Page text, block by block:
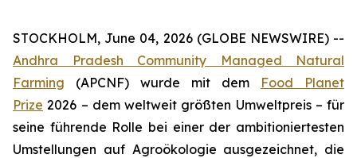
STOCKHOLM, June 04, 2026 (GLOBE NEWSWIRE) --
Andhra Pradesh Community Managed Natural
Farming (APCNF) wurde mit dem Food Planet
Prize 2026 – dem weltweit größten Umweltpreis – für
seine führende Rolle bei einer der ambitioniertesten
Umstellungen auf Agroökologie ausgezeichnet, die